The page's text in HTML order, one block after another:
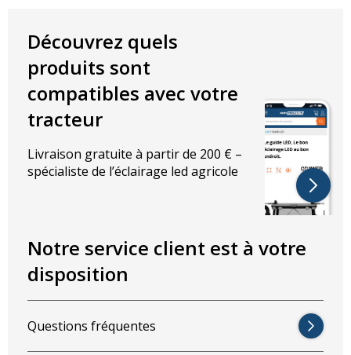
profondeur : 79 mm
diamètre : 105 mm
Distance entre les vis : 88 mm
Découvrez quels
produits sont
compatibles avec votre
tracteur
Livraison gratuite à partir de 200 € –
spécialiste de l’éclairage led agricole
Notre service client est à votre
disposition
Questions fréquentes